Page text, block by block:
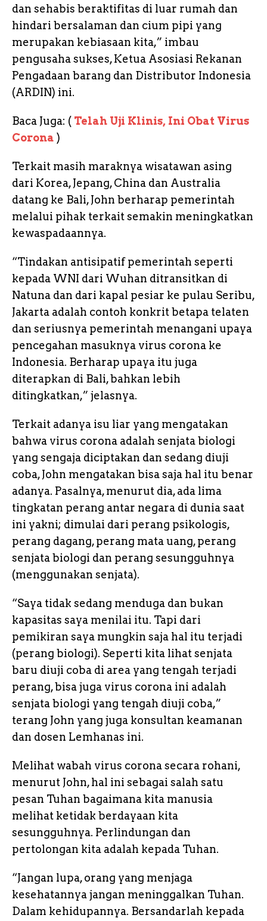
dan sehabis beraktifitas di luar rumah dan
hindari bersalaman dan cium pipi yang
merupakan kebiasaan kita,” imbau
pengusaha sukses, Ketua Asosiasi Rekanan
Pengadaan barang dan Distributor Indonesia
(ARDIN) ini.
Baca Juga: ( Telah Uji Klinis, Ini Obat Virus
Corona )
Terkait masih maraknya wisatawan asing
dari Korea, Jepang, China dan Australia
datang ke Bali, John berharap pemerintah
melalui pihak terkait semakin meningkatkan
kewaspadaannya.
“Tindakan antisipatif pemerintah seperti
kepada WNI dari Wuhan ditransitkan di
Natuna dan dari kapal pesiar ke pulau Seribu,
Jakarta adalah contoh konkrit betapa telaten
dan seriusnya pemerintah menangani upaya
pencegahan masuknya virus corona ke
Indonesia. Berharap upaya itu juga
diterapkan di Bali, bahkan lebih
ditingkatkan,” jelasnya.
Terkait adanya isu liar yang mengatakan
bahwa virus corona adalah senjata biologi
yang sengaja diciptakan dan sedang diuji
coba, John mengatakan bisa saja hal itu benar
adanya. Pasalnya, menurut dia, ada lima
tingkatan perang antar negara di dunia saat
ini yakni; dimulai dari perang psikologis,
perang dagang, perang mata uang, perang
senjata biologi dan perang sesungguhnya
(menggunakan senjata).
“Saya tidak sedang menduga dan bukan
kapasitas saya menilai itu. Tapi dari
pemikiran saya mungkin saja hal itu terjadi
(perang biologi). Seperti kita lihat senjata
baru diuji coba di area yang tengah terjadi
perang, bisa juga virus corona ini adalah
senjata biologi yang tengah diuji coba,”
terang John yang juga konsultan keamanan
dan dosen Lemhanas ini.
Melihat wabah virus corona secara rohani,
menurut John, hal ini sebagai salah satu
pesan Tuhan bagaimana kita manusia
melihat ketidak berdayaan kita
sesungguhnya. Perlindungan dan
pertolongan kita adalah kepada Tuhan.
“Jangan lupa, orang yang menjaga
kesehatannya jangan meninggalkan Tuhan.
Dalam kehidupannya. Bersandarlah kepada